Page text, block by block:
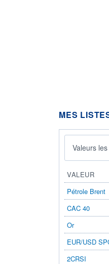
MES
Valeurs
VALEUR
Pétrole Brent
CAC 40
Or
EUR/USD
2CRSI